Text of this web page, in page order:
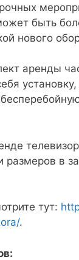
быть
нового
аренды
в
тут:
.